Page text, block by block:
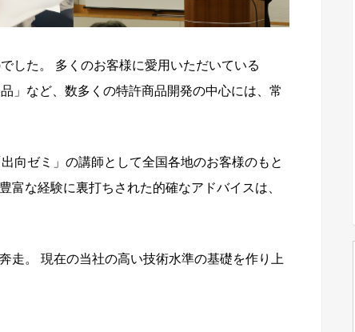
した。 多くのお客様に愛用いただいている
」など、数多くの特許商品開発の中心には、常
向ゼミ」の講師として全国各地のお客様のもと
な経験に裏打ちされた的確なアドバイスは、
走。 現在の当社の高い技術水準の基礎を作り上